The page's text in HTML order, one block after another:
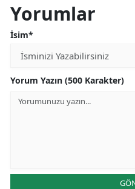
Yorumlar
İsim*
Yorum Yazın (500 Karakter)